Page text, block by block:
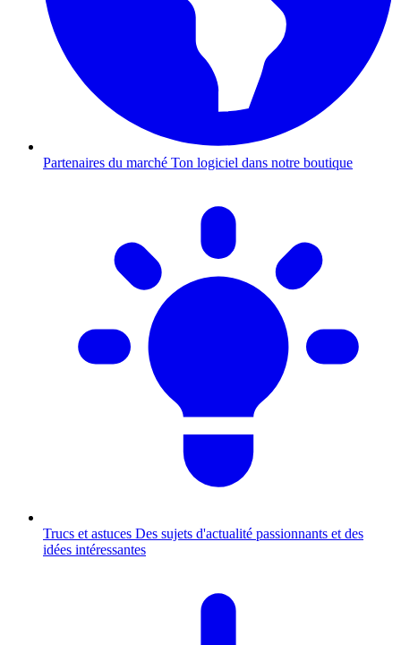
Partenaires du marché Ton logiciel dans notre boutique
Trucs et astuces Des sujets d'actualité passionnants et des
idées intéressantes